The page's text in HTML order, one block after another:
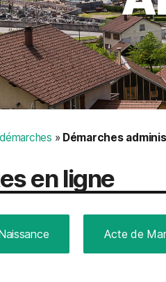
» Démarches
en ligne
Acte de